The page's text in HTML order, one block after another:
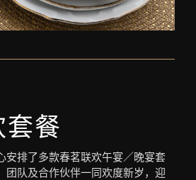
餐
安排了多款春茗联欢午宴／晚宴套
团队及合作伙伴一同欢度新岁，迎